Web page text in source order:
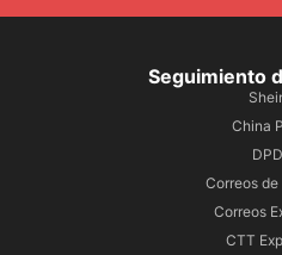
Seguimiento
China
DPD
Correos de
Correos
CTT